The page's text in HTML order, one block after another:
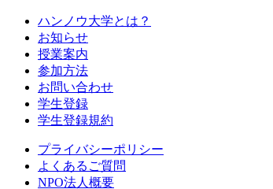
ハンノウ大学とは？
お知らせ
授業案内
参加方法
お問い合わせ
学生登録
学生登録規約
プライバシーポリシー
よくあるご質問
NPO法人概要